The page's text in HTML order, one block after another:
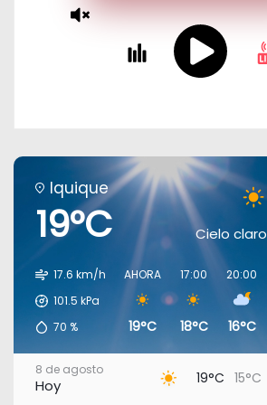
Iquique
19°C Cielo claro
17.6 km/h
101.5 kPa
70 %
AHORA
19°C
17:00
18°C
20:00
16°C
8 de agosto
Hoy 19°C 15°C